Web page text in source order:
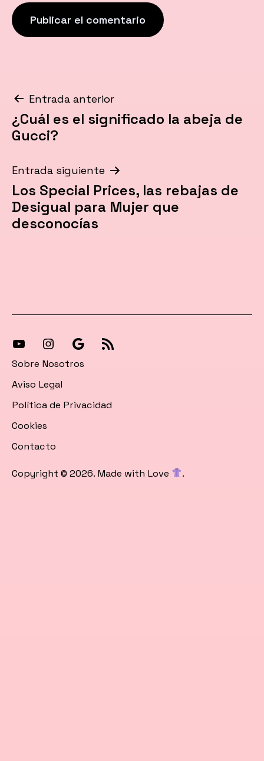
Navegación
de
Entrada anterior
¿Cuál es el significado la abeja de
Gucci?
Entrada siguiente
Los Special Prices, las rebajas de
Desigual para Mujer que
desconocías
Copyright © 2026. Made with Love .
[27-
icon
icon=»fa
fa-
instagram»]
[27-
icon
icon=»fa
fa-
Síguenos
News
Sobre Nosotros
Aviso Legal
Política de Privacidad
Cookies
Contacto